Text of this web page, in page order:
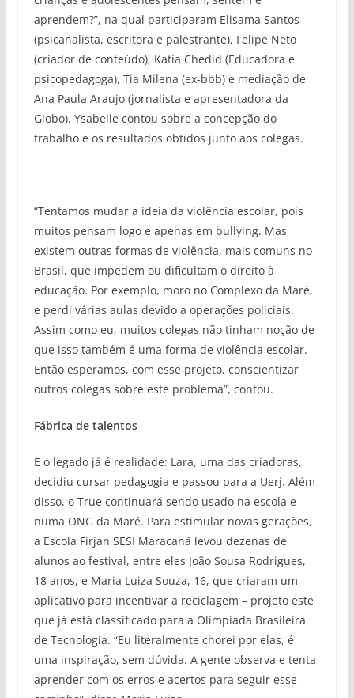
aprendem?”, na qual participaram Elisama Santos
(psicanalista, escritora e palestrante), Felipe Neto
(criador de conteúdo), Katia Chedid (Educadora e
psicopedagoga), Tia Milena (ex-bbb) e mediação de
Ana Paula Araujo (jornalista e apresentadora da
Globo). Ysabelle contou sobre a concepção do
trabalho e os resultados obtidos junto aos colegas.
“Tentamos mudar a ideia da violência escolar, pois
muitos pensam logo e apenas em bullying. Mas
existem outras formas de violência, mais comuns no
Brasil, que impedem ou dificultam o direito à
educação. Por exemplo, moro no Complexo da Maré,
e perdi várias aulas devido a operações policiais.
Assim como eu, muitos colegas não tinham noção de
que isso também é uma forma de violência escolar.
Então esperamos, com esse projeto, conscientizar
outros colegas sobre este problema”, contou.
Fábrica de talentos
E o legado já é realidade: Lara, uma das criadoras,
decidiu cursar pedagogia e passou para a Uerj. Além
disso, o True continuará sendo usado na escola e
numa ONG da Maré. Para estimular novas gerações,
a Escola Firjan SESI Maracanã levou dezenas de
alunos ao festival, entre eles João Sousa Rodrigues,
18 anos, e Maria Luiza Souza, 16, que criaram um
aplicativo para incentivar a reciclagem – projeto este
que já está classificado para a Olimpíada Brasileira
de Tecnologia. “Eu literalmente chorei por elas, é
uma inspiração, sem dúvida. A gente observa e tenta
aprender com os erros e acertos para seguir esse